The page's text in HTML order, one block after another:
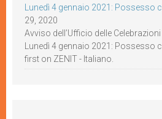
Lunedì 4 gennaio 2021: Possesso
29, 2020
Avviso dell’Ufficio delle
Lunedì 4 gennaio 2021: Possesso
first on ZENIT - Italiano.